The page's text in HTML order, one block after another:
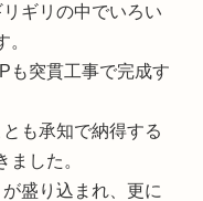
ギリの中でいろい
も突貫工事で完成す
も承知で納得する
した。
盛り込まれ、更に